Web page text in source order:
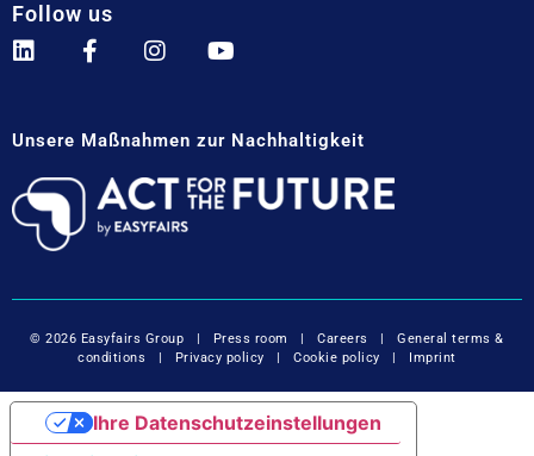
Follow us
Unsere Maßnahmen zur Nachhaltigkeit
© 2026 Easyfairs Group Press room |Careers |General terms &
conditions
Privacy policy |Cookie policy Imprint
Ihre Datenschutzeinstellungen